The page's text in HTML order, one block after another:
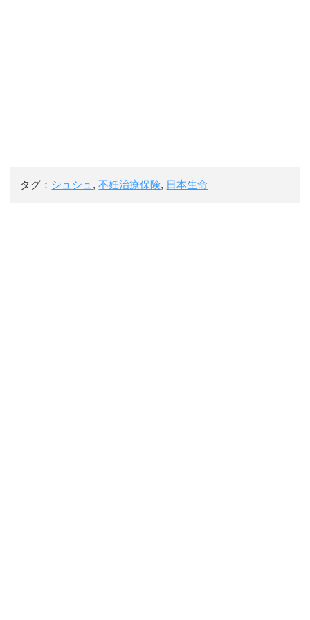
タグ： シュシュ ,不妊治療保険, 日本生命